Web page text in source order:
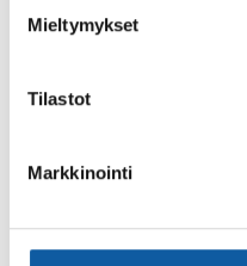
Mieltymykset
Tilastot
Markkinointi
Postiosoite: